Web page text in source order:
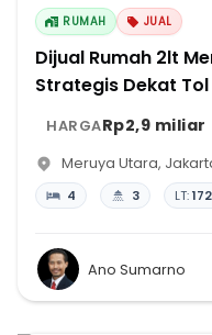
RUMAH JUAL
Dijual Rumah 2lt
Strategis Dekat
HARGARp2,9 miliar
Meruya Utara,
4 3 LT:
Ano Sumarno